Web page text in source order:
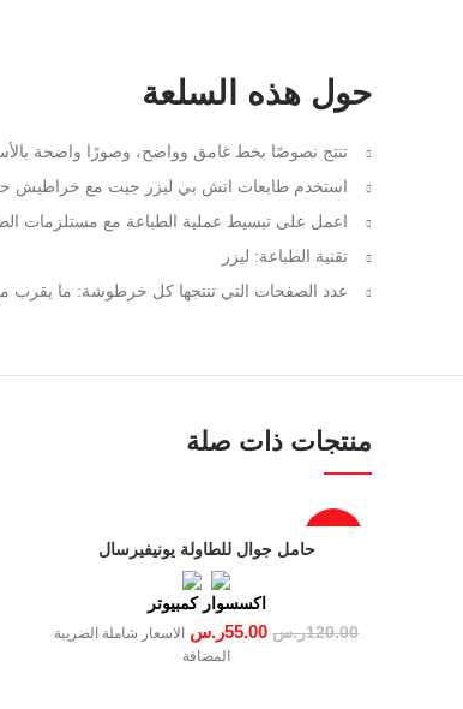
حول هذه السلعة
تنتج نصوصًا بخط غامق وواضح، وصورًا واضحة
استخدم طابعات اتش بي ليزر جيت مع خراطيش
اعمل على تبسيط عملية الطباعة مع مستلزمات
تقنية الطباعة: ليزر
عدد الصفحات التي تنتجها كل خرطوشة: ما يقرب من 1600
منتجات ذات صلة
حامل جوال للطاولة يونيفيرسال
اكسسوار كمبيوتر
120.00ر.س 55.00ر.س
الاسعار شاملة الضريبة
المضافة